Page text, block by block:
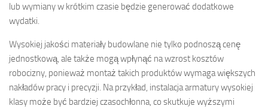
lub wymiany w krótkim czasie będzie generować dodatkowe
wydatki.
Wysokiej jakości materiały budowlane nie tylko podnoszą cenę
jednostkową, ale także mogą wpłynąć na wzrost kosztów
robocizny, ponieważ montaż takich produktów wymaga większych
nakładów pracy i precyzji. Na przykład, instalacja armatury wysokiej
klasy może być bardziej czasochłonna, co skutkuje wyższymi